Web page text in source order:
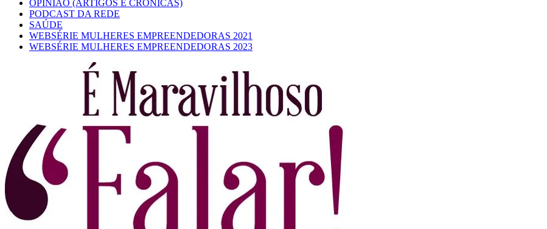
OPINIÃO (ARTIGOS E CRÔNICAS)
PODCAST DA REDE
SAÚDE
WEBSÉRIE MULHERES EMPREENDEDORAS 2021
WEBSÉRIE MULHERES EMPREENDEDORAS 2023